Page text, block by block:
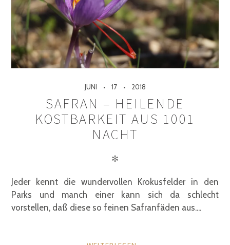
JUNI 17 2018
SAFRAN – HEILENDE
KOSTBARKEIT AUS 1001
NACHT
✻
Jeder kennt die wundervollen Krokusfelder in den
Parks und manch einer kann sich da schlecht
vorstellen, daß diese so feinen Safranfäden aus....